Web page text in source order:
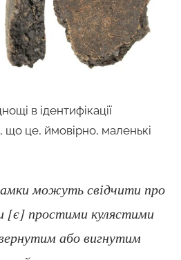
в ідентифікації
що це, ймовірно, маленькі
можуть свідчити про
[є] простими кулястими
або вигнутим